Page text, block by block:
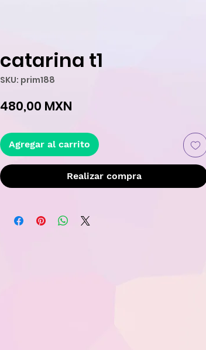
catarina t1
SKU: prim188
480,00 MXN
Agregar al carrito
Realizar compra